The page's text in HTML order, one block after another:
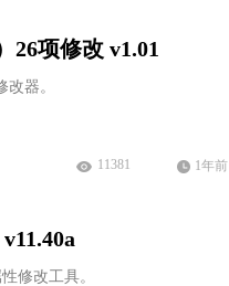
26项修改 v1.01
器。
11381 1年前
修改工具。